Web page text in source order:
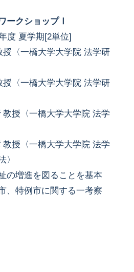
ークショップⅠ
度 夏学期[2単位]
〈一橋大学大学院 法学研
〈一橋大学大学院 法学研
教授〈一橋大学大学院 法学
教授〈一橋大学大学院 法学
〉
の増進を図ることを基本
、特例市に関する一考察